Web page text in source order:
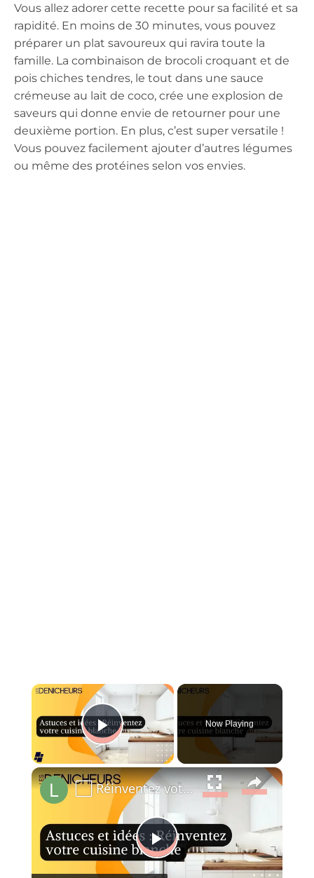
Vous allez adorer cette recette pour sa facilité et sa
rapidité. En moins de 30 minutes, vous pouvez
préparer un plat savoureux qui ravira toute la
famille. La combinaison de brocoli croquant et de
pois chiches tendres, le tout dans une sauce
crémeuse au lait de coco, crée une explosion de
saveurs qui donne envie de retourner pour une
deuxième portion. En plus, c’est super versatile !
Vous pouvez facilement ajouter d’autres légumes
ou même des protéines selon vos envies.
×
Play Video
Now Playing
×
Play
⬜️ Réinventez votre cuisine blanche : astuces et idées pour la dynamiser !